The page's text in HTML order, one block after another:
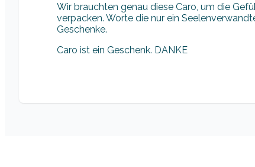
Wir brauchten genau diese Caro, um die
verpacken. Worte die nur ein
Geschenke.
Caro ist ein Geschenk. DANKE